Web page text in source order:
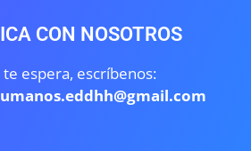
CON NOSOTROS
te espera, escríbenos: